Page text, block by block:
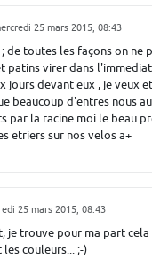
25 mars 2015, 08:43
de toutes les façons on ne
patins virer dans
jours devant eux , je veux
beaucoup d'entres nous
par la racine moi le beau
etriers sur nos velos a+
25 mars 2015, 08:43
je trouve pour ma part
couleurs... ;-)